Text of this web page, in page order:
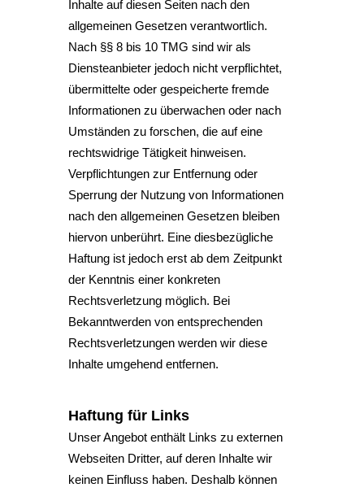
Inhalte auf diesen Seiten nach den
allgemeinen Gesetzen verantwortlich.
Nach §§ 8 bis 10 TMG sind wir als
Diensteanbieter jedoch nicht verpflichtet,
übermittelte oder gespeicherte fremde
Informationen zu überwachen oder nach
Umständen zu forschen, die auf eine
rechtswidrige Tätigkeit hinweisen.
Verpflichtungen zur Entfernung oder
Sperrung der Nutzung von Informationen
nach den allgemeinen Gesetzen bleiben
hiervon unberührt. Eine diesbezügliche
Haftung ist jedoch erst ab dem Zeitpunkt
der Kenntnis einer konkreten
Rechtsverletzung möglich. Bei
Bekanntwerden von entsprechenden
Rechtsverletzungen werden wir diese
Inhalte umgehend entfernen.
Haftung für Links
Unser Angebot enthält Links zu externen
Webseiten Dritter, auf deren Inhalte wir
keinen Einfluss haben. Deshalb können